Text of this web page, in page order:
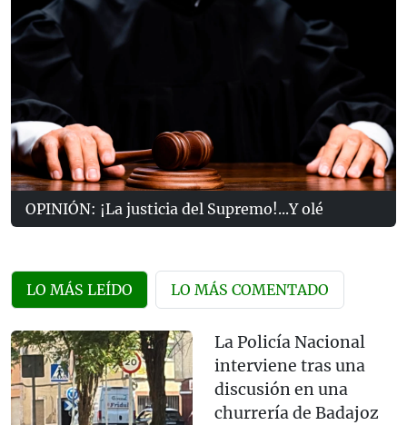
OPINIÓN: ¡La justicia del Supremo!...Y olé
LO MÁS LEÍDO LO MÁS COMENTADO
La Policía Nacional
interviene tras una
discusión en una
churrería de Badajoz